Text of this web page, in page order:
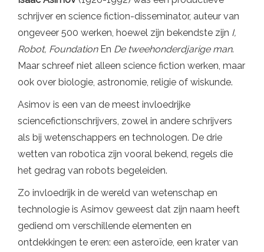
schrijver en science fiction-disseminator, auteur van
ongeveer 500 werken, hoewel zijn bekendste zijn I,
Robot, Foundation En De tweehonderdjarige man.
Maar schreef niet alleen science fiction werken, maar
ook over biologie, astronomie, religie of wiskunde.
Asimov is een van de meest invloedrijke
sciencefictionschrijvers, zowel in andere schrijvers
als bij wetenschappers en technologen. De drie
wetten van robotica zijn vooral bekend, regels die
het gedrag van robots begeleiden.
Zo invloedrijk in de wereld van wetenschap en
technologie is Asimov geweest dat zijn naam heeft
gediend om verschillende elementen en
ontdekkingen te eren: een asteroïde, een krater van